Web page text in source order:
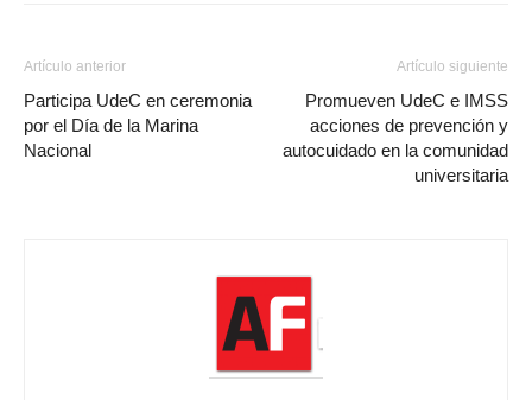
Artículo anterior
Participa UdeC en ceremonia
por el Día de la Marina
Nacional
Artículo siguiente
Promueven UdeC e IMSS
acciones de prevención y
autocuidado en la comunidad
universitaria